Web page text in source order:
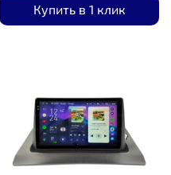
Купить в 1 клик